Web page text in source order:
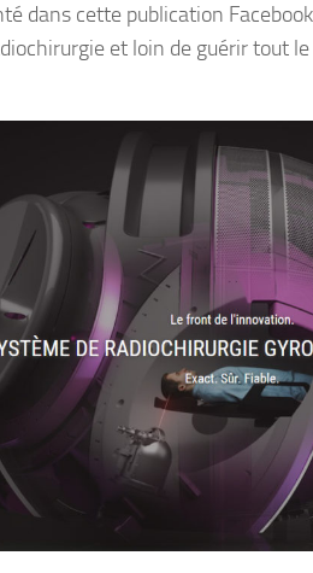
dans cette publication
et loin de guérir tout